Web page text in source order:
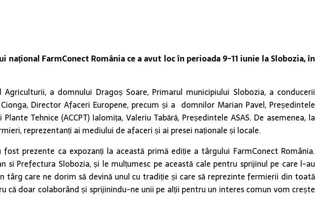
FarmConect România ce a avut loc în perioada 9-11 iunie la Slobozia, în
a domnului Dragoș Soare, Primarul municipiului Slobozia, a conducerii
Director Afaceri Europene, precum și a domnilor Marian Pavel, Președintele
Tehnice (ACCPT) Ialomița, Valeriu Tabără, Președintele ASAS. De asemenea, la
reprezentanți ai mediului de afaceri și ai presei naționale și locale.
prezente ca expozanți la această primă ediție a târgului FarmConect România.
Prefectura Slobozia, și le mulțumesc pe această cale pentru sprijinul pe care l-au
care ne dorim să devină unul cu tradiție și care să reprezinte fermierii din toată
că doar colaborând și sprijinindu-ne unii pe alții pentru un interes comun vom crește